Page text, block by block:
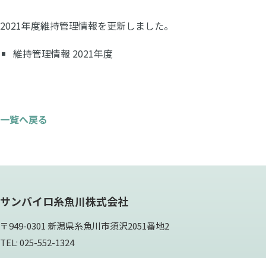
2021年度維持管理情報を更新しました。
維持管理情報 2021年度
一覧へ戻る
サンバイロ糸魚川株式会社
〒949-0301 新潟県糸魚川市須沢2051番地2
TEL: 025-552-1324